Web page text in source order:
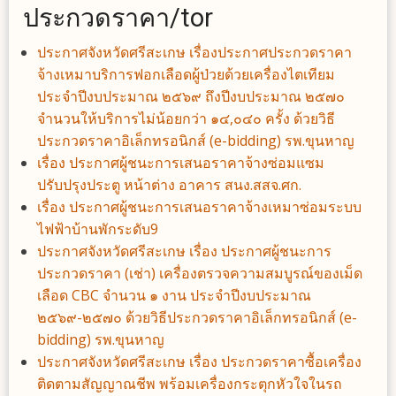
ประกวดราคา/tor
ประกาศจังหวัดศรีสะเกษ เรื่องประกาศประกวดราคา
จ้างเหมาบริการฟอกเลือดผู้ป่วยด้วยเครื่องไตเทียม
ประจำปีงบประมาณ ๒๕๖๙ ถึงปีงบประมาณ ๒๕๗๐
จำนวนให้บริการไม่น้อยกว่า ๑๔,๐๔๐ ครั้ง ด้วยวิธี
ประกวดราคาอิเล็กทรอนิกส์ (e-bidding) รพ.ขุนหาญ
เรื่อง ประกาศผู้ชนะการเสนอราคาจ้างซ่อมแซม
ปรับปรุงประตู หน้าต่าง อาคาร สนง.สสจ.ศก.
เรื่อง ประกาศผู้ชนะการเสนอราคาจ้างเหมาซ่อมระบบ
ไฟฟ้าบ้านพักระดับ9
ประกาศจังหวัดศรีสะเกษ เรื่อง ประกาศผู้ชนะการ
ประกวดราคา (เช่า) เครื่องตรวจความสมบูรณ์ของเม็ด
เลือด CBC จำนวน ๑ งาน ประจำปีงบประมาณ
๒๕๖๙-๒๕๗๐ ด้วยวิธีประกวดราคาอิเล็กทรอนิกส์ (e-
bidding) รพ.ขุนหาญ
ประกาศจังหวัดศรีสะเกษ เรื่อง ประกวดราคาซื้อเครื่อง
ติดตามสัญญาณชีพ พร้อมเครื่องกระตุกหัวใจในรถ